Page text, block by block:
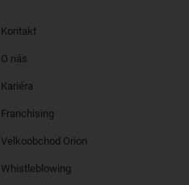
Kontakt
O nás
Kariéra
Franchising
Velkoobchod Orion
Whistleblowing